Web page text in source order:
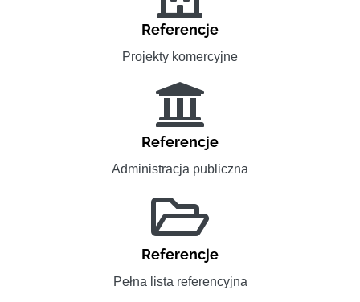
Referencje
Projekty komercyjne
Referencje
Administracja publiczna
Referencje
Pełna lista referencyjna